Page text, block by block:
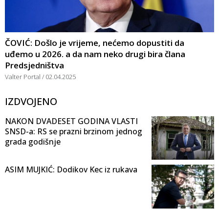
ČOVIĆ: Došlo je vrijeme, nećemo dopustiti da
uđemo u 2026. a da nam neko drugi bira člana
Predsjedništva
Valter Portal 02.04.2025
IZDVOJENO
NAKON DVADESET GODINA VLASTI
SNSD-a: RS se prazni brzinom jednog
grada godišnje
ASIM MUJKIĆ: Dodikov Kec iz rukava